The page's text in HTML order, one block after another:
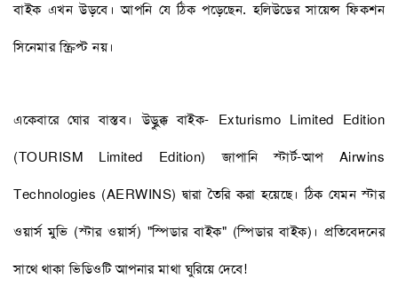
বাইক এখন উড়বে। আপনি যে ঠিক পড়েছেন. হলিউডের সায়েন্স ফিকশন
সিনেমার স্ক্রিপ্ট নয়।
একেবারে ঘোর বাস্তব। উড়ুক্কু বাইক- Exturismo Limited Edition
(TOURISM Limited Edition) জাপানি স্টার্ট-আপ Airwins
Technologies (AERWINS) দ্বারা তৈরি করা হয়েছে। ঠিক যেমন স্টার
ওয়ার্স মুভি (স্টার ওয়ার্স) "স্পিডার বাইক" (স্পিডার বাইক)। প্রতিবেদনের
সাথে থাকা ভিডিওটি আপনার মাথা ঘুরিয়ে দেবে!